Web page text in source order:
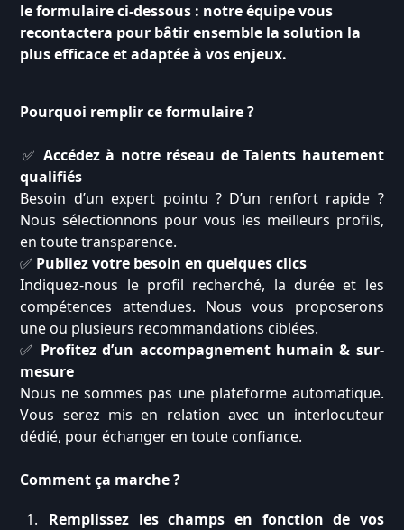
le formulaire ci-dessous : notre équipe vous
recontactera pour bâtir ensemble la solution la
plus efficace et adaptée à vos enjeux.
Pourquoi remplir ce formulaire ?
✅ Accédez à notre réseau de Talents hautement
qualifiés
Besoin d’un expert pointu ? D’un renfort rapide ?
Nous sélectionnons pour vous les meilleurs profils,
en toute transparence.
✅ Publiez votre besoin en quelques clics
Indiquez-nous le profil recherché, la durée et les
compétences attendues. Nous vous proposerons
une ou plusieurs recommandations ciblées.
✅ Profitez d’un accompagnement humain & sur-
mesure
Nous ne sommes pas une plateforme automatique.
Vous serez mis en relation avec un interlocuteur
dédié, pour échanger en toute confiance.
Comment ça marche ?
Remplissez les champs en fonction de vos